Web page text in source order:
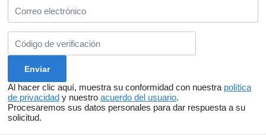
Al hacer clic aquí, muestra su conformidad con nuestra política
de privacidad y nuestro acuerdo del usuario.
Procesaremos sus datos personales para dar respuesta a su
solicitud.